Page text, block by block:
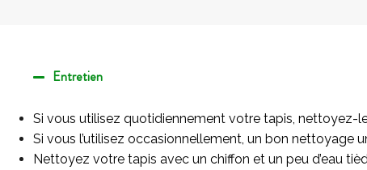
Entretien
Si vous utilisez quotidiennement votre tapis, nettoyez-
Si vous l’utilisez occasionnellement, un bon nettoyage
Nettoyez votre tapis avec un chiffon et un peu d’eau